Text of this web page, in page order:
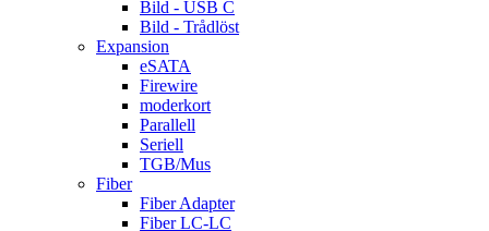
Bild - USB C
Bild - Trådlöst
Expansion
eSATA
Firewire
moderkort
Parallell
Seriell
TGB/Mus
Fiber
Fiber Adapter
Fiber LC-LC